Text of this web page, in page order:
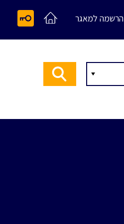
הרשמה למאגר